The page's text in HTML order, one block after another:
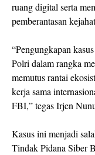
ruang digital serta
pemberantasan
“Pengungkapan
Polri dalam rangka
memutus rantai
kerja sama
FBI,” tegas Irjen
Kasus ini menjadi
Tindak Pidana Siber